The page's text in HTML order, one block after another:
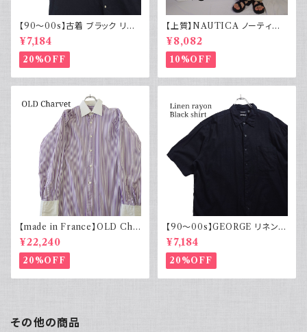
【90～00s】古着 ブラック リネ
ンコットンシャツ 黒 ボックスシ
ルエット
¥7,184
20%OFF
【上質】NAUTICA ノーティカ
コットンリネンパンツ ツータック
¥8,082
10%OFF
【made in France】OLD Cha
rvet ストライプ 切り替え 紫
¥22,240
20%OFF
【90～00s】GEORGE リネンレ
ーヨンシャツ 黒 ボックスシルエ
ット XL
¥7,184
20%OFF
その他の商品